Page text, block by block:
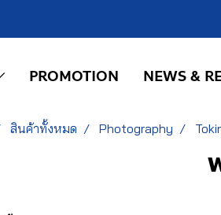
PROMOTION NEWS &
สินค้าทั้งหมด Photography